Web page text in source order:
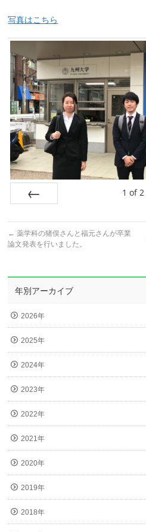
写真はこちら
1 of 2
← 薬学科の猪俣さんと福元さんが卒業
論文発表を行いました。
年別アーカイブ
2026年
2025年
2024年
2023年
2022年
2021年
2020年
2019年
2018年